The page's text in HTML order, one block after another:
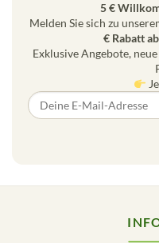
5 €
Melden Sie sich zu
€ Rabatt
Exklusive Angebote,